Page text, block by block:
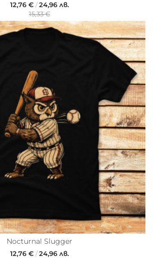
12,76 € /24,96 лв.
15,33 €
Nocturnal Slugger
12,76 € /24,96 лв.